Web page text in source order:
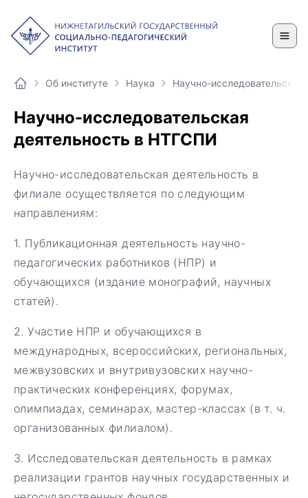
Об институте Наука Научно-
Научно-исследовательская
деятельность в НТГСПИ
Научно-исследовательская деятельность в
филиале осуществляется по следующим
направлениям:
1. Публикационная деятельность научно-
педагогических работников (НПР) и
обучающихся (издание монографий, научных
статей).
2. Участие НПР и обучающихся в
международных, всероссийских, региональных,
межвузовских и внутривузовских научно-
практических конференциях, форумах,
олимпиадах, семинарах, мастер-классах (в т. ч.
организованных филиалом).
3. Исследовательская деятельность в рамках
реализации грантов научных государственных и